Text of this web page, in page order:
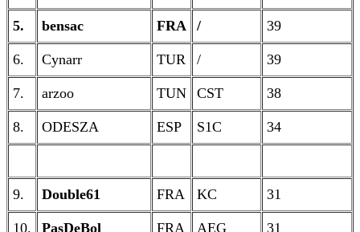
5. bensac FRA / 39
6. Cynarr TUR / 39
7. arzoo TUN CST 38
8. ODESZA ESP S1C 34
9. Double61 FRA KC 31
10. PasDeBol FRA AEG 31